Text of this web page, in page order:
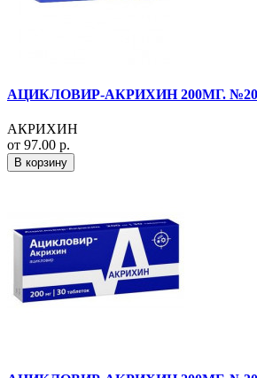
АЦИКЛОВИР-АКРИХИН 200МГ.
АКРИХИН
от 97.00 р.
В корзину